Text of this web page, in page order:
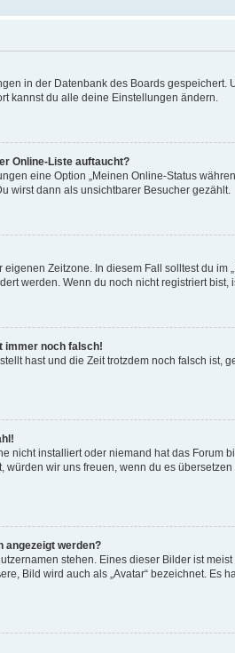
in der Datenbank des Boards
kannst du alle deine Einstellungen ändern.
Online-Liste auftaucht?
eine Option „Meinen Online-Status
wirst dann als unsichtbarer Besucher gezählt.
Zeitzone. In diesem Fall solltest du
werden. Wenn du noch nicht registriert bist,
immer noch falsch!
hast und die Zeit trotzdem noch falsch
nicht installiert oder niemand hat das
wir uns freuen, wenn du es
angezeigt werden?
stehen. Eines dieser Bilder ist
Bild wird auch als „Avatar“ bezeichnet.